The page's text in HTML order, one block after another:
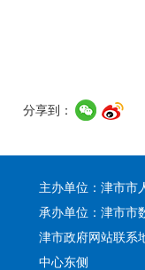
分享到：
主办单位：津市市
承办单位：津市市
津市政府网站联系
中心东侧